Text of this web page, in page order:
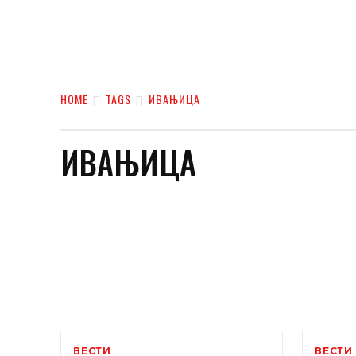
HOME TAGS ИВАЊИЦА
ИВАЊИЦА
ВЕСТИ ВЕСТИ